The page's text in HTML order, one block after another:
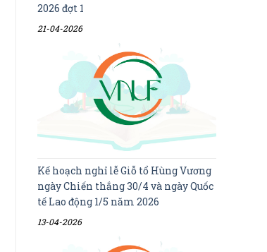
2026 đợt 1
21-04-2026
Kế hoạch nghỉ lễ Giỗ tổ Hùng Vương
ngày Chiến thắng 30/4 và ngày Quốc
tế Lao động 1/5 năm 2026
13-04-2026